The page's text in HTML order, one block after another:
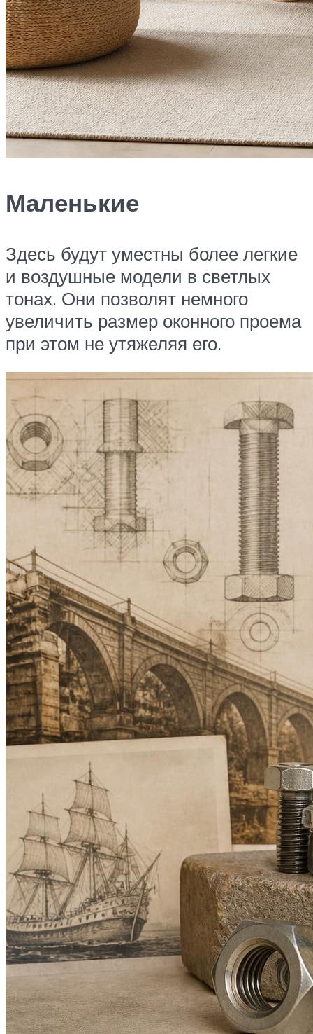
Маленькие
Здесь будут уместны более легкие
и воздушные модели в светлых
тонах. Они позволят немного
увеличить размер оконного проема
при этом не утяжеляя его.